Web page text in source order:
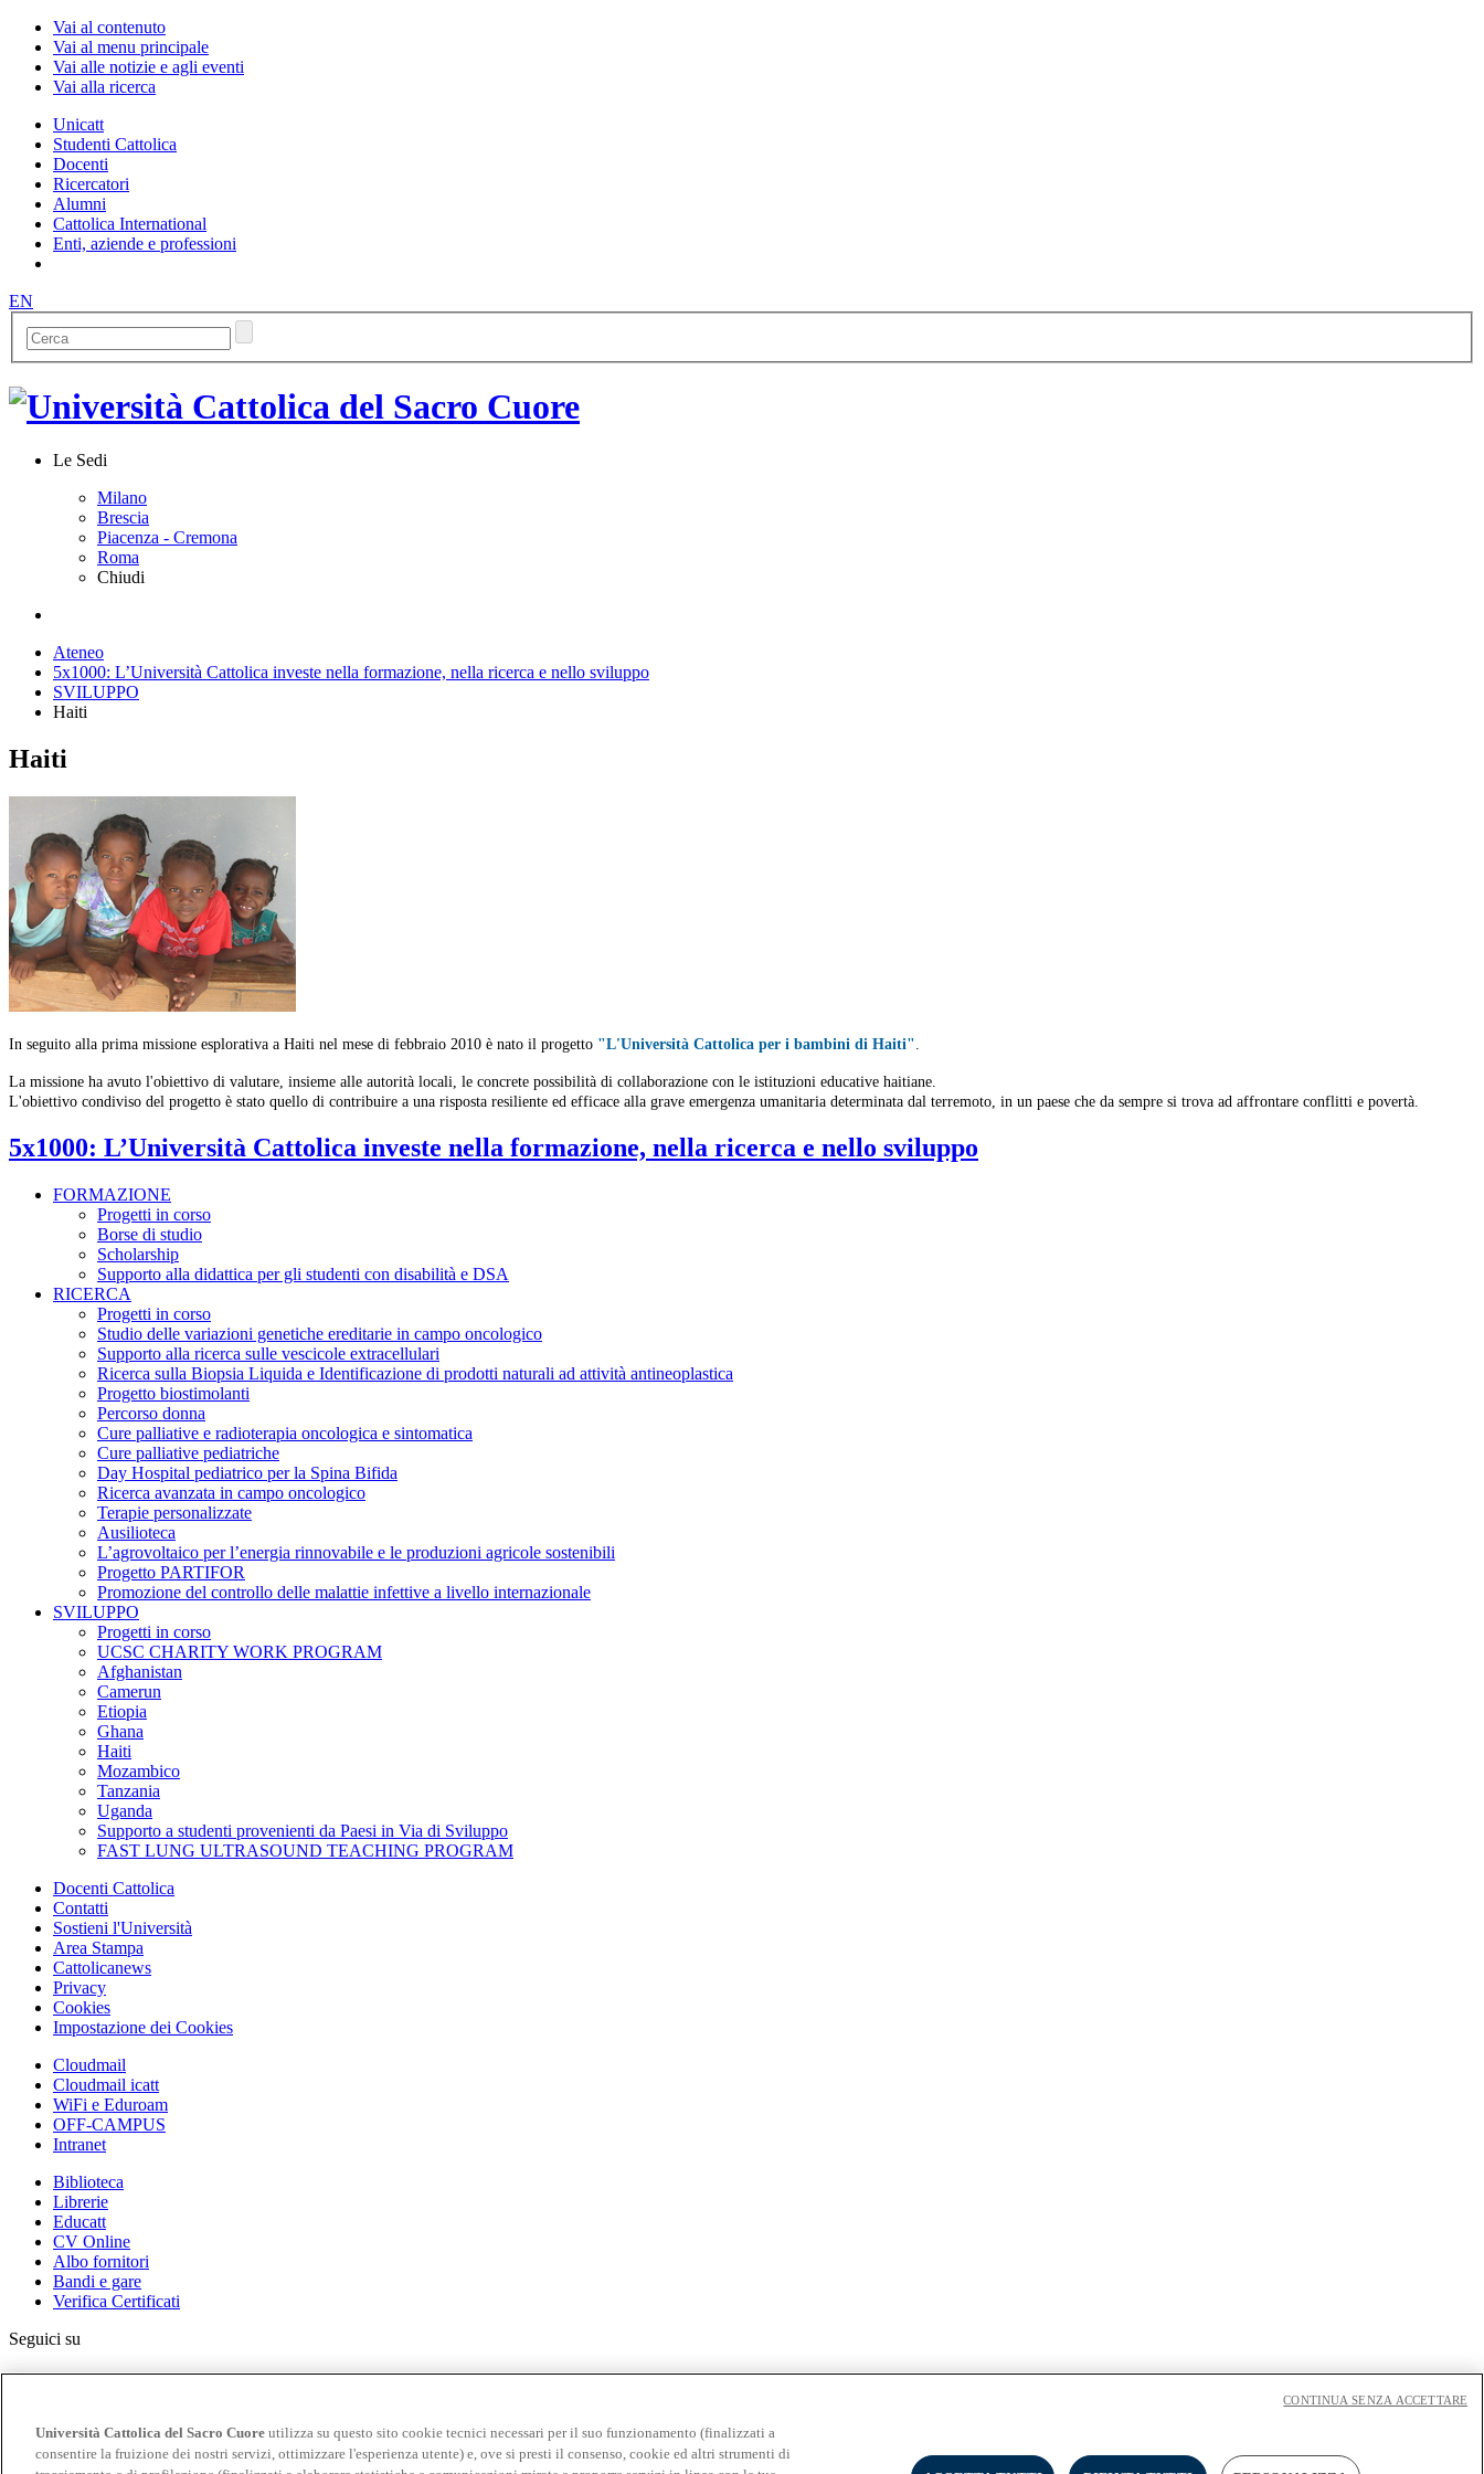
Vai al contenuto
Vai al menu principale
Vai alle notizie e agli eventi
Vai alla ricerca
Unicatt
Studenti Cattolica
Docenti
Ricercatori
Alumni
Cattolica International
Enti, aziende e professioni
EN
Le Sedi
Milano
Brescia
Piacenza - Cremona
Roma
Chiudi
Ateneo
5x1000: L’Università Cattolica investe nella formazione, nella ricerca e nello sviluppo
SVILUPPO
Haiti
Haiti
In seguito alla prima missione esplorativa a Haiti nel mese di febbraio 2010 è nato il progetto "L'Università Cattolica per i bambini di Haiti".
La missione ha avuto l'obiettivo di valutare, insieme alle autorità locali, le concrete possibilità di collaborazione con le istituzioni educative haitiane.
L'obiettivo condiviso del progetto è stato quello di contribuire a una risposta resiliente ed efficace alla grave emergenza umanitaria determinata dal terremoto, in un paese che da sempre si trova ad affrontare conflitti e povertà.
5x1000: L’Università Cattolica investe nella formazione, nella ricerca e nello sviluppo
FORMAZIONE
Progetti in corso
Borse di studio
Scholarship
Supporto alla didattica per gli studenti con disabilità e DSA
RICERCA
Progetti in corso
Studio delle variazioni genetiche ereditarie in campo oncologico
Supporto alla ricerca sulle vescicole extracellulari
Ricerca sulla Biopsia Liquida e Identificazione di prodotti naturali ad attività antineoplastica
Progetto biostimolanti
Percorso donna
Cure palliative e radioterapia oncologica e sintomatica
Cure palliative pediatriche
Day Hospital pediatrico per la Spina Bifida
Ricerca avanzata in campo oncologico
Terapie personalizzate
Ausilioteca
L’agrovoltaico per l’energia rinnovabile e le produzioni agricole sostenibili
Progetto PARTIFOR
Promozione del controllo delle malattie infettive a livello internazionale
SVILUPPO
Progetti in corso
UCSC CHARITY WORK PROGRAM
Afghanistan
Camerun
Etiopia
Ghana
Haiti
Mozambico
Tanzania
Uganda
Supporto a studenti provenienti da Paesi in Via di Sviluppo
FAST LUNG ULTRASOUND TEACHING PROGRAM
Docenti Cattolica
Contatti
Sostieni l'Università
Area Stampa
Cattolicanews
Privacy
Cookies
Impostazione dei Cookies
Cloudmail
Cloudmail icatt
WiFi e Eduroam
OFF-CAMPUS
Intranet
Biblioteca
Librerie
Educatt
CV Online
Albo fornitori
Bandi e gare
Verifica Certificati
Seguici su
Università Cattolica del Sacro Cuore utilizza su questo sito cookie tecnici necessari per il suo funzionamento (finalizzati a
consentire la fruizione dei nostri servizi, ottimizzare l'esperienza utente) e, ove si presti il consenso, cookie ed altri strumenti di
CONTINUA SENZA ACCETTARE